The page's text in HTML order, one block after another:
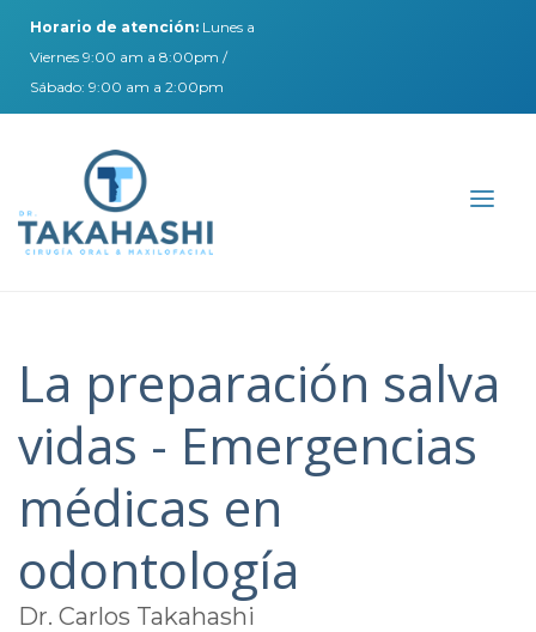
Horario de atención: Lunes a
Viernes 9:00 am a 8:00pm /
Sábado: 9:00 am a 2:00pm
La preparación salva
vidas - Emergencias
médicas en
odontología
Dr. Carlos Takahashi